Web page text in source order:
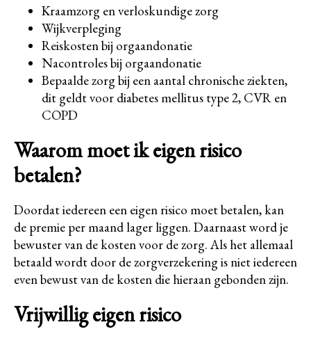
Kraamzorg en verloskundige zorg
Wijkverpleging
Reiskosten bij orgaandonatie
Nacontroles bij orgaandonatie
Bepaalde zorg bij een aantal chronische ziekten,
dit geldt voor diabetes mellitus type 2, CVR en
COPD
Waarom moet ik eigen risico
betalen?
Doordat iedereen een eigen risico moet betalen, kan
de premie per maand lager liggen. Daarnaast word je
bewuster van de kosten voor de zorg. Als het allemaal
betaald wordt door de zorgverzekering is niet iedereen
even bewust van de kosten die hieraan gebonden zijn.
Vrijwillig eigen risico